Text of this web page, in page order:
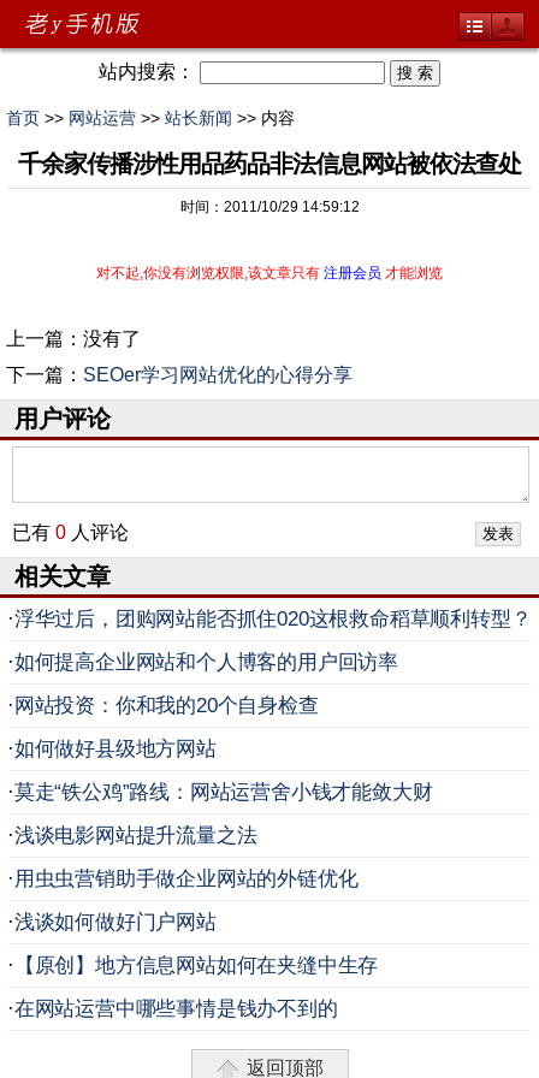
站内搜索：
首页 >> 网站运营 >> 站长新闻 >> 内容
千余家传播涉性用品药品非法信息网站被依法查处
时间：2011/10/29 14:59:12
对不起,你没有浏览权限,该文章只有 注册会员 才能浏览
上一篇：没有了
下一篇： SEOer学习网站优化的心得分享
用户评论
已有 0 人评论
相关文章
·浮华过后，团购网站能否抓住020这根救命稻草顺利转型？
·如何提高企业网站和个人博客的用户回访率
· 网站投资：你和我的20个自身检查
·如何做好县级地方网站
·莫走“铁公鸡”路线：网站运营舍小钱才能敛大财
·浅谈电影网站提升流量之法
·用虫虫营销助手做企业网站的外链优化
·浅谈如何做好门户网站
· 【原创】地方信息网站如何在夹缝中生存
·在网站运营中哪些事情是钱办不到的
返回顶部